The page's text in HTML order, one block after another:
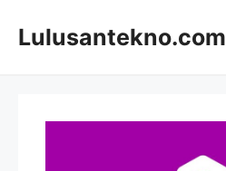
Lulusantekno.com